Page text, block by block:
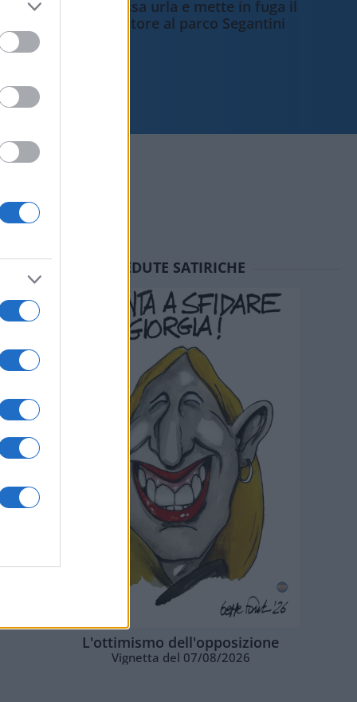
studentessa urla e mette in fuga il
violentatore al parco Segantini
SEDUTE SATIRICHE
L'ottimismo dell'opposizione
Vignetta del 07/08/2026